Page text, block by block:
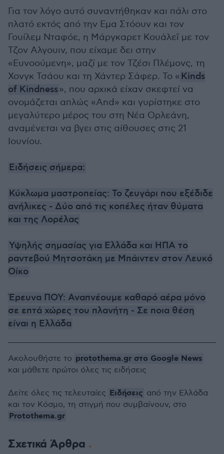
Για τον λόγο αυτό συναντήθηκαν και πάλι στο
πλατό εκτός από την Εμα Στόουν και τον
Γουίλεμ Νταφόε, η Μάργκαρετ Κουάλεϊ με τον
Τζον Αλγουιν, που είχαμε δει στην
«Ευνοούμενη», μαζί με τον Τζέσι Πλέμονς, τη
Χονγκ Τσάου και τη Χάντερ Σάφερ. Το « Kinds
of Kindness», που αρχικά είχαν σκεφτεί να
ονομάζεται απλώς «And» και γυρίστηκε στο
μεγαλύτερο μέρος του στη Νέα Ορλεάνη,
αναμένεται να βγει στις αίθουσες στις 21
Ιουνίου.
Ειδήσεις σήμερα:
Κύκλωμα μαστροπείας: Το ζευγάρι που εξέδιδε
ανήλικες - Δύο από τις κοπέλες ήταν θύματα
και της Λορέλας
Υψηλής σημασίας για Ελλάδα και ΗΠΑ το
ραντεβού Μητσοτάκη με Μπάιντεν στον Λευκό
Οίκο
Έρευνα ΠΟΥ: Αναπνέουμε καθαρό αέρα μόνο
σε επτά χώρες του πλανήτη - Σε ποια θέση
είναι η Ελλάδα
Σχετικά Άρθρα
Ακολουθήστε το protothema.gr στο Google News
και μάθετε πρώτοι όλες τις ειδήσεις
Δείτε όλες τις τελευταίες Ειδήσεις από την Ελλάδα
και τον Κόσμο, τη στιγμή που συμβαίνουν, στο
Protothema.gr